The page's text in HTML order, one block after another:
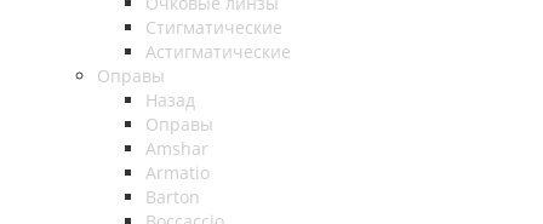
Стигматические
Астигматические
Оправы
Назад
Оправы
Amshar
Armatio
Barton